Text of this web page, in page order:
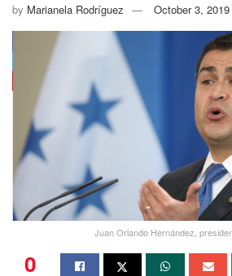
by Marianela Rodríguez October 3, 2019
Juan Orlando Hernández,
0